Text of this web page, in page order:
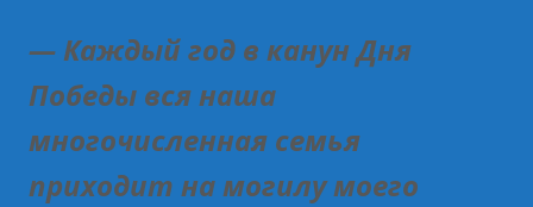
— Каждый год в канун Дня
Победы вся наша
многочисленная семья
приходит на могилу моего